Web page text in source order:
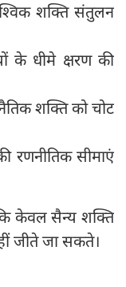
शक्ति संतुलन
के धीमे क्षरण की
शक्ति को चोट
सीमाएं
केवल सैन्य शक्ति
जीते जा सकते।